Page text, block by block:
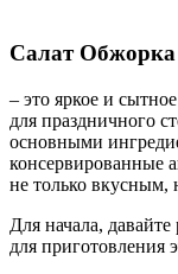
Салат Обжорка
– это яркое и
для праздничного
основными
консервированные
не только вкусным,
Для начала,
для приготовления